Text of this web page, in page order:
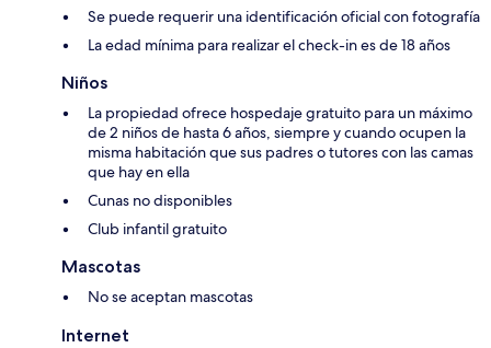
Se puede requerir una identificación oficial con fotografía
La edad mínima para realizar el check-in es de 18 años
Niños
La propiedad ofrece hospedaje gratuito para un máximo
de 2 niños de hasta 6 años, siempre y cuando ocupen la
misma habitación que sus padres o tutores con las camas
que hay en ella
Cunas no disponibles
Club infantil gratuito
Mascotas
No se aceptan mascotas
Internet